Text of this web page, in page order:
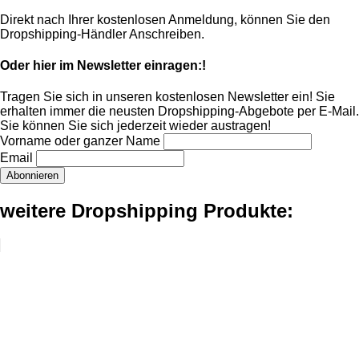
Direkt nach Ihrer kostenlosen Anmeldung, können Sie den
Dropshipping-Händler Anschreiben.
Oder hier im Newsletter einragen:!
Tragen Sie sich in unseren kostenlosen Newsletter ein! Sie
erhalten immer die neusten Dropshipping-Abgebote per E-Mail.
Sie können Sie sich jederzeit wieder austragen!
Vorname oder ganzer Name
Email
weitere Dropshipping Produkte: